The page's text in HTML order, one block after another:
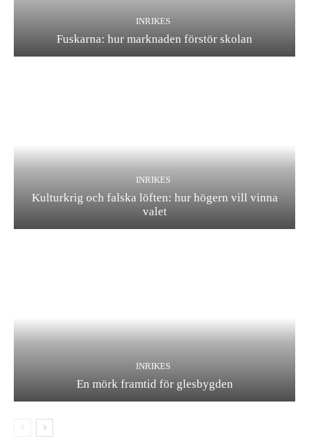
INRIKES
Fuskarna: hur marknaden förstör skolan
INRIKES
Kulturkrig och falska löften: hur högern vill vinna
valet
INRIKES
En mörk framtid för glesbygden